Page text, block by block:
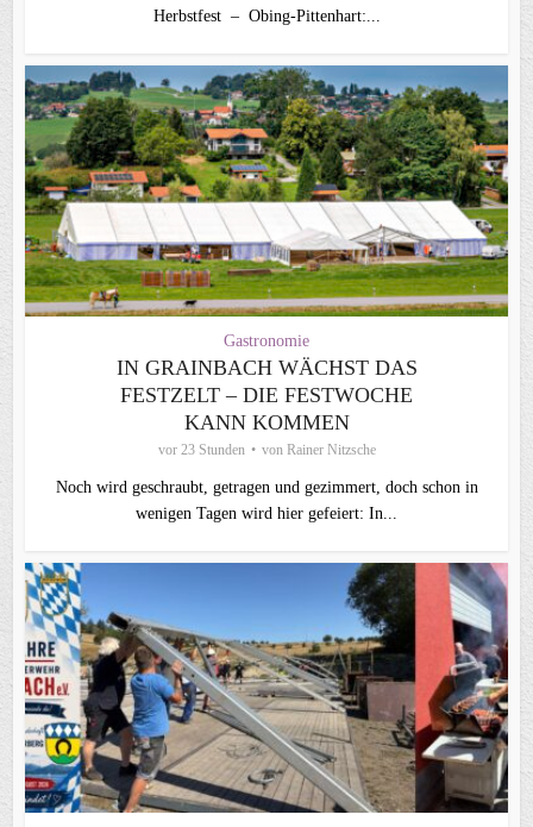
Herbstfest – Obing-Pittenhart:...
Gastronomie
IN GRAINBACH WÄCHST DAS
FESTZELT – DIE FESTWOCHE
KANN KOMMEN
vor 23 Stunden von Rainer Nitzsche
Noch wird geschraubt, getragen und gezimmert, doch schon in
wenigen Tagen wird hier gefeiert: In...